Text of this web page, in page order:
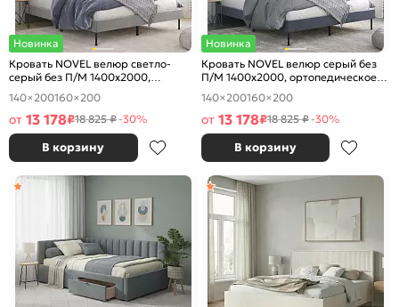
Новинка
Кровать NOVEL велюр светло-
серый без П/М 1400x2000,
ортопедическое основание,
изголовье мягкое
140×200160×200
от 13 178₽18 825 ₽-30%
В корзину
Новинка
Кровать NOVEL велюр серый без
П/М 1400x2000, ортопедическое
основание, изголовье мягкое
140×200160×200
от 13 178₽18 825 ₽-30%
В корзину